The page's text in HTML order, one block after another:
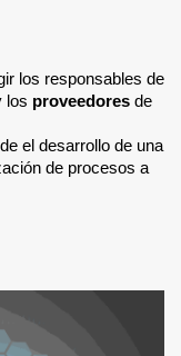
los responsables de
los proveedores
el desarrollo de una
de procesos a